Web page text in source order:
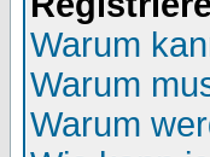
Warum
Warum
Warum